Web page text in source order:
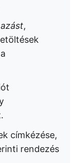
,
címkézése,
rendezés